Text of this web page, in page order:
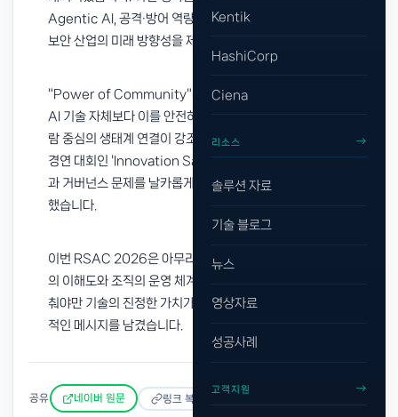
Kentik
HashiCorp
Ciena
리소스
솔루션 자료
기술 블로그
뉴스
영상자료
성공사례
고객지원
Agentic AI, 공격·방어 역량의 진화, 회복 탄력성을 중심으로
보안 산업의 미래 방향성을 제시했습니다.
"Power of Community"라는 테마 아래, 현장에서는 화려한
AI 기술 자체보다 이를 안전하게 통제할 수 있는 거버넌스와 사
람 중심의 생태계 연결이 강조되었습니다. 특히 글로벌 스타트업
경연 대회인 'Innovation Sandbox'에서는 Agentic AI 보안
과 거버넌스 문제를 날카롭게 다룬 'Geordie AI'가 우승을 차지
했습니다.
이번 RSAC 2026은 아무리 뛰어난 AI 보안 기술이라도 고객
의 이해도와 조직의 운영 체계 등 시장의 준비도가 함께 발을 맞
춰야만 기술의 진정한 가치가 발현될 수 있다는 본질적이고 현실
적인 메시지를 남겼습니다.
공유 네이버 원문 링크 복사